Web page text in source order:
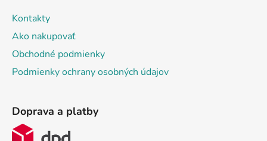
Kontakty
Ako nakupovať
Obchodné podmienky
Podmienky ochrany osobných údajov
Doprava a platby